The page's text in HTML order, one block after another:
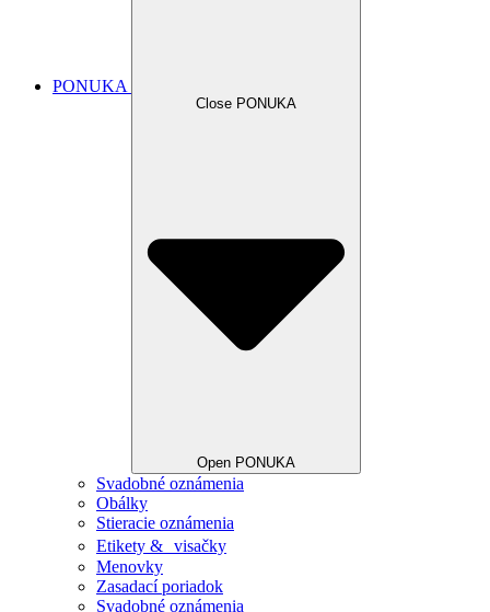
PONUKA
Close PONUKA
Open PONUKA
Svadobné oznámenia
Obálky
Stieracie oznámenia
Etikety & visačky
Menovky
Zasadací poriadok
Svadobné oznámenia